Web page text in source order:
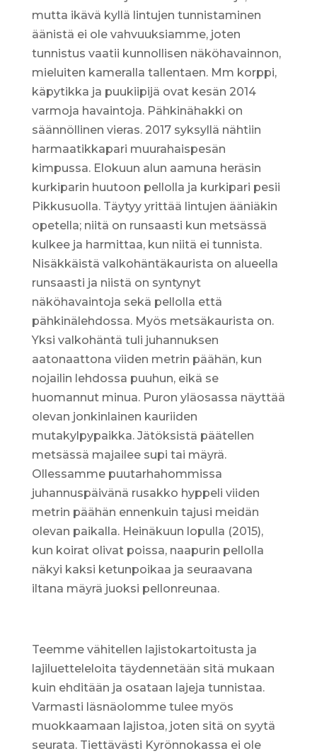
mutta ikävä kyllä lintujen tunnistaminen
äänistä ei ole vahvuuksiamme, joten
tunnistus vaatii kunnollisen näköhavainnon,
mieluiten kameralla tallentaen. Mm korppi,
käpytikka ja puukiipijä ovat kesän 2014
varmoja havaintoja. Pähkinähakki on
säännöllinen vieras. 2017 syksyllä nähtiin
harmaatikkapari muurahaispesän
kimpussa. Elokuun alun aamuna heräsin
kurkiparin huutoon pellolla ja kurkipari pesii
Pikkusuolla. Täytyy yrittää lintujen ääniäkin
opetella; niitä on runsaasti kun metsässä
kulkee ja harmittaa, kun niitä ei tunnista.
Nisäkkäistä valkohäntäkaurista on alueella
runsaasti ja niistä on syntynyt
näköhavaintoja sekä pellolla että
pähkinälehdossa. Myös metsäkaurista on.
Yksi valkohäntä tuli juhannuksen
aatonaattona viiden metrin päähän, kun
nojailin lehdossa puuhun, eikä se
huomannut minua. Puron yläosassa näyttää
olevan jonkinlainen kauriiden
mutakylpypaikka. Jätöksistä päätellen
metsässä majailee supi tai mäyrä.
Ollessamme puutarhahommissa
juhannuspäivänä rusakko hyppeli viiden
metrin päähän ennenkuin tajusi meidän
olevan paikalla. Heinäkuun lopulla (2015),
kun koirat olivat poissa, naapurin pellolla
näkyi kaksi ketunpoikaa ja seuraavana
iltana mäyrä juoksi pellonreunaa.
Teemme vähitellen lajistokartoitusta ja
lajiluetteleloita täydennetään sitä mukaan
kuin ehditään ja osataan lajeja tunnistaa.
Varmasti läsnäolomme tulee myös
muokkaamaan lajistoa, joten sitä on syytä
seurata. Tiettävästi Kyrönnokassa ei ole